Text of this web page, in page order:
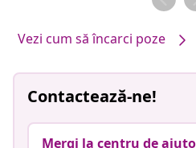
Vezi cum să încarci poze
Contactează-ne!
Mergi la centru de